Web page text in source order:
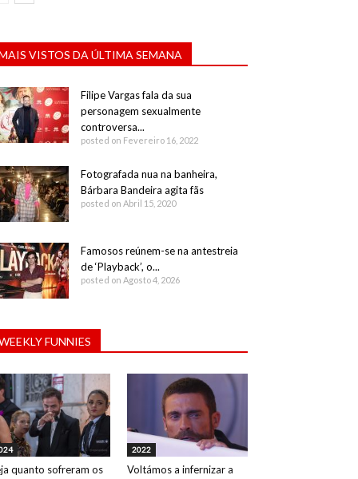
VISTOS DA ÚLTIMA SEMANA
Filipe Vargas fala da sua
personagem sexualmente
controversa...
posted on Fevereiro 16, 2022
Fotografada nua na banheira,
Bárbara Bandeira agita fãs
posted on Abril 15, 2020
Famosos reúnem-se na antestreia
de ‘Playback’, o...
posted on Agosto 4, 2026
FUNNIES
quanto sofreram os
2022
Voltámos a infernizar a